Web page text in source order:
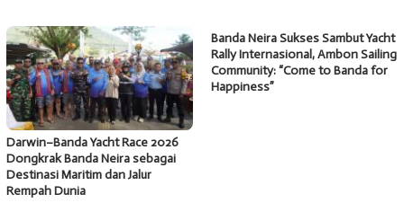
Darwin–Banda Yacht Race 2026
Dongkrak Banda Neira sebagai
Destinasi Maritim dan Jalur
Rempah Dunia
Banda Neira Sukses Sambut Yacht
Rally Internasional, Ambon Sailing
Community: “Come to Banda for
Happiness”